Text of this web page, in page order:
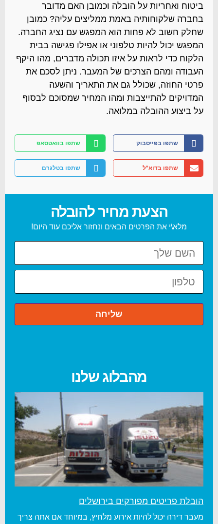
ביטוח ואחריות על הובלה וכמובן האם מדובר
בחברה שלקוחותיה באמת ממליצים עליה? כמובן
שחלק חשוב לא פחות הוא המפגש עם נציג החברה.
המפגש יכול להיות טלפוני או אפילו פגישה בבית
הלקוח כדי לראות על איזו תכולה מדברים, מהו היקף
העבודה ומהם הצרכים של המעבר. ניתן לסכם את
פרטי החוזה, שכולל גם את התאריך והשעה
המדויקים להתייצבות ומהו המחיר שמסוכם לבסוף
על ביצוע ההובלה במלואה.
שתפו בפייסבוק שתפו בוואטסאפ
שתפו בדוא"ל שתפו בטלגרם
הצעת מחיר להובלה
מלא\י את הפרטים הבאים ונחזור אליכם עוד היום!
מהבלוג שלנו
הובלת פריטים מפורקים בירושלים
מעבר דירה יכול להיות אירוע מלחיץ, במיוחד אם אתה צריך